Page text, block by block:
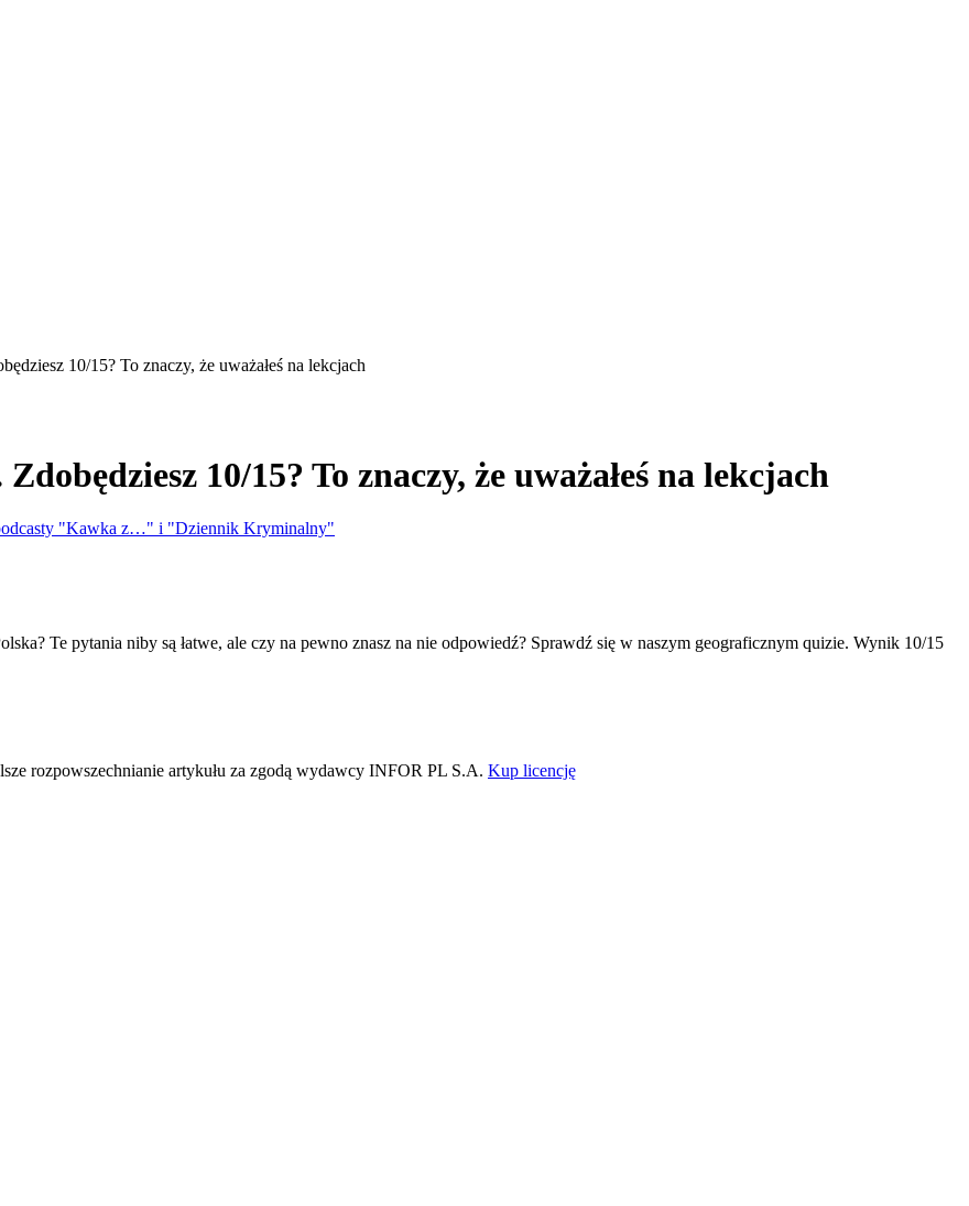
10/15? To znaczy, że uważałeś na lekcjach
10/15? To znaczy, że uważałeś na lekcjach
"Kawka z…" i "Dziennik Kryminalny"
Te pytania niby są łatwe, ale czy na pewno znasz na nie odpowiedź? Sprawdź się w naszym geograficznym quizie. Wynik 10/15
rozpowszechnianie artykułu za zgodą wydawcy INFOR PL S.A. Kup licencję